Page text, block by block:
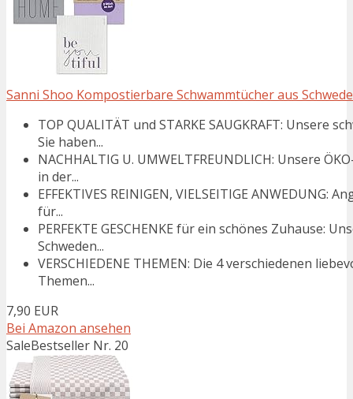
Sanni Shoo Kompostierbare Schwammtücher aus
TOP QUALITÄT und STARKE SAUGKRAFT: Unsere
Sie haben...
NACHHALTIG U. UMWELTFREUNDLICH: Unsere
in der...
EFFEKTIVES REINIGEN, VIELSEITIGE
für...
PERFEKTE GESCHENKE für ein schönes Zuhause:
Schweden...
VERSCHIEDENE THEMEN: Die 4 verschiedenen
Themen...
7,90 EUR
Bei Amazon ansehen
SaleBestseller Nr. 20